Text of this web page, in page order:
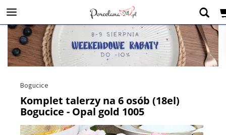
Bogucice
Komplet talerzy na 6 osób (18el)
Bogucice - Opal gold 1005